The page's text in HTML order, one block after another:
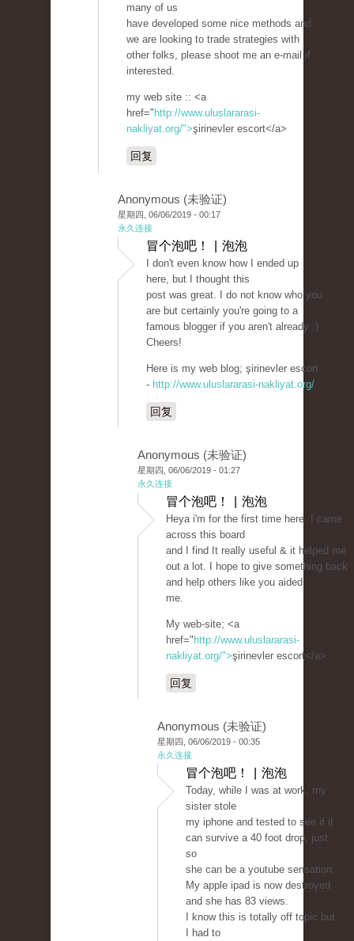
many of us
have developed some nice methods and
we are looking to trade strategies with
other folks, please shoot me an e-mail if
interested.
my web site :: <a
href=" http://www.uluslararasi-
nakliyat.org/">şirinevler escort</a>
回复
Anonymous (未验证)
星期四, 06/06/2019 - 00:17
永久连接
冒个泡吧！ | 泡泡
I don't even know how I ended up
here, but I thought this
post was great. I do not know who you
are but certainly you're going to a
famous blogger if you aren't already ;)
Cheers!
Here is my web blog; şirinevler escort
- http://www.uluslararasi-nakliyat.org/
回复
Anonymous (未验证)
星期四, 06/06/2019 - 01:27
永久连接
冒个泡吧！ | 泡泡
Heya i'm for the first time here. I came
across this board
and I find It really useful & it helped me
out a lot. I hope to give something back
and help others like you aided
me.
My web-site; <a
href=" http://www.uluslararasi-
nakliyat.org/">şirinevler escort</a>
回复
Anonymous (未验证)
星期四, 06/06/2019 - 00:35
永久连接
冒个泡吧！ | 泡泡
Today, while I was at work, my
sister stole
my iphone and tested to see if it
can survive a 40 foot drop, just
so
she can be a youtube sensation.
My apple ipad is now destroyed
and she has 83 views.
I know this is totally off topic but
I had to